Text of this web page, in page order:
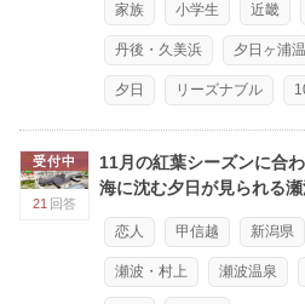
家族 小学生 近畿
丹後・久美浜 夕日ヶ浦
夕日 リーズナブル
受付中
21 回答
11月の紅葉シーズンに合
海に沈む夕日が見られる
恋人 甲信越 新潟県
瀬波・村上 瀬波温泉